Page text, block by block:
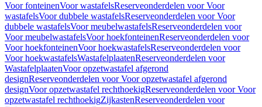
Voor fonteinenVoor wastafelsReserveonderdelen voor Voor
wastafelsVoor dubbele wastafelsReserveonderdelen voor Voor
dubbele wastafelsVoor meubelwastafelsReserveonderdelen voor
Voor meubelwastafelsVoor hoekfonteinenReserveonderdelen voor
Voor hoekfonteinenVoor hoekwastafelsReserveonderdelen voor
Voor hoekwastafelsWastafelplaatenReserveonderdelen voor
WastafelplaatenVoor opzetwastafel afgerond
designReserveonderdelen voor Voor opzetwastafel afgerond
designVoor opzetwastafel rechthoekigReserveonderdelen voor Voor
opzetwastafel rechthoekigZijkastenReserveonderdelen voor